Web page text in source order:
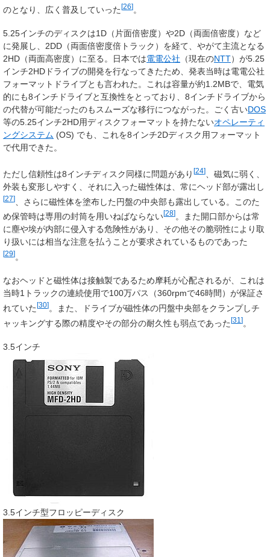
のとなり、広く普及していった[26]。
5.25インチのディスクは1D（片面倍密度）や2D（両面倍密度）など
に発展し、2DD（両面倍密度倍トラック）を経て、やがて主流となる
2HD（両面高密度）に至る。日本では電電公社 （現在のNTT）が5.25
インチ2HDドライブの開発を行なってきたため、発表当時は電電公社
フォーマット ドライブとも言われた。これは容量が約1.2MBで、電気
的にも8インチドライブと互換性をとっており、8インチドライブから
の代替が可能だったのもスムーズな移行につながった。ごく古いDOS
等の5.25インチ2HD用ディスクフォーマットを持たないオペレーティ
ングシステム (OS) でも、これを8インチ2Dディスク用フォーマット
で代用できた。
ただし信頼性は8インチディスク同様に問題があり [24]
、磁気に弱く、
外装も変形しやすく、それに入った磁性体は、常にヘッド部が露出し
[27]
、さらに磁性体を塗布した円盤の中央部も露出している。このた
め保管時は専用の封筒を用いねばならない[28] 。また開口部からは常
に塵や埃が内部に侵入する危険性があり、その他その脆弱性により取
り扱いには相当な注意を払うことが要求されているものであった
[29]。
なおヘッドと磁性体は接触製であるため摩耗が心配されるが、これは
当時1トラックの連続使用で100万パス（360rpmで46時間）が保証さ
れていた [30] 。また、ドライブが磁性体の円盤中央部をクランプしチ
ャッキングする際の精度やその部分の耐久性も弱点であった[31 ]。
3.5インチ
3.5インチ型フロッピーディスク